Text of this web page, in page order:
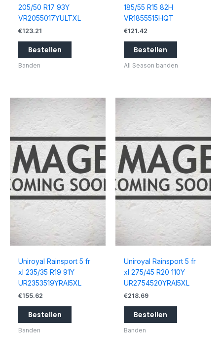
205/50 R17 93Y
VR2055017YULTXL
€123.21
Bestellen
Banden
185/55 R15 82H
VR1855515HQT
€121.42
Bestellen
All Season banden
Uniroyal Rainsport 5 fr
xl 235/35 R19 91Y
UR2353519YRAI5XL
€155.62
Bestellen
Banden
Uniroyal Rainsport 5 fr
xl 275/45 R20 110Y
UR2754520YRAI5XL
€218.69
Bestellen
Banden